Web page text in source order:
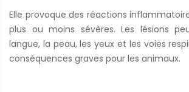
Elle provoque des réactions
plus ou moins sévères. Les lésions
langue, la peau, les yeux et les voies
conséquences graves pour les animaux.